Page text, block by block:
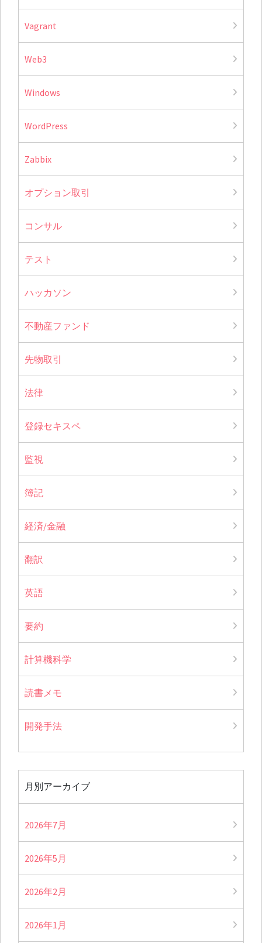
Vagrant
Web3
Windows
WordPress
Zabbix
オプション取引
コンサル
テスト
ハッカソン
不動産ファンド
先物取引
法律
登録セキスペ
監視
簿記
経済/金融
翻訳
英語
要約
計算機科学
読書メモ
開発手法
月別アーカイブ
2026年7月
2026年5月
2026年2月
2026年1月